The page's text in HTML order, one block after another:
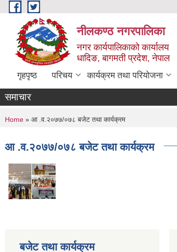
Skip to main content
नीलकण्ठ नगरपालिका
नगर कार्यपालिकाको कार्यालय
धादिङ, बागमती प्रदेश, नेपाल
गृहपृष्ठ परिचय कार्यक्रम तथा परियोजना
समाचार
You are here
Home » आ .व.२०७७/०७८ बजेट तथा कार्यक्रम
आ .व.२०७७/०७८ बजेट तथा कार्यक्रम
बजेट तथा कार्यक्रम